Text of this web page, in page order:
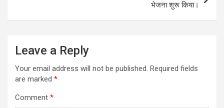
भेजना शुरू किया।
Leave a Reply
Your email address will not be published. Required fields
are marked *
Comment *